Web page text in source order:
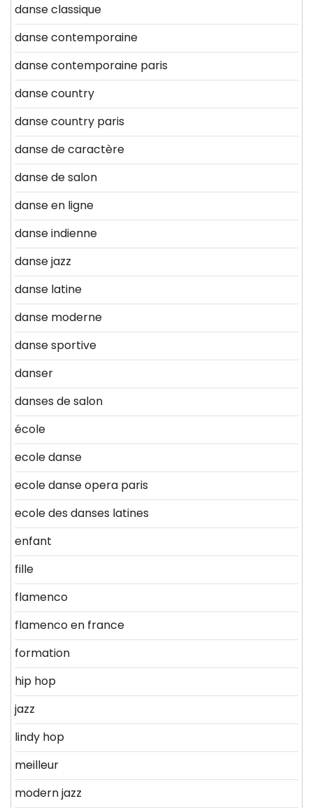
danse classique
danse contemporaine
danse contemporaine paris
danse country
danse country paris
danse de caractère
danse de salon
danse en ligne
danse indienne
danse jazz
danse latine
danse moderne
danse sportive
danser
danses de salon
école
ecole danse
ecole danse opera paris
ecole des danses latines
enfant
fille
flamenco
flamenco en france
formation
hip hop
jazz
lindy hop
meilleur
modern jazz